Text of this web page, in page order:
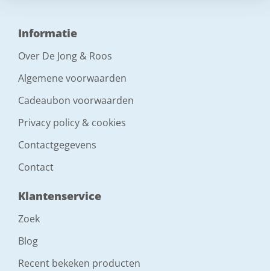
Informatie
Over De Jong & Roos
Algemene voorwaarden
Cadeaubon voorwaarden
Privacy policy & cookies
Contactgegevens
Contact
Klantenservice
Zoek
Blog
Recent bekeken producten